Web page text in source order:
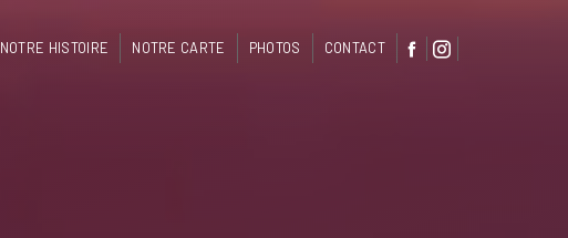
NOTRE HISTOIRE NOTRE CARTE PHOTOS CONTACT